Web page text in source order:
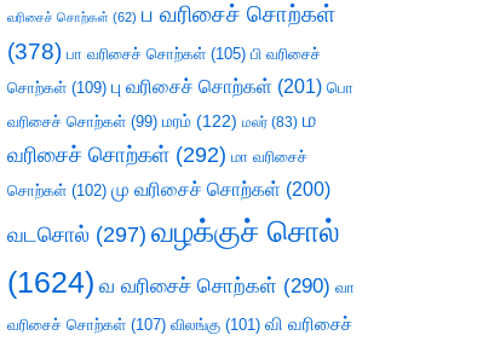
வரிசைச் சொற்கள் (62) ப வரிசைச் சொற்கள்
(378) பா வரிசைச் சொற்கள் (105) பி வரிசைச்
சொற்கள் (109) பு வரிசைச் சொற்கள் (201) பொ
வரிசைச் சொற்கள் (99) மரம் (122) மலர் (83) ம
வரிசைச் சொற்கள் (292) மா வரிசைச்
சொற்கள் (102) மு வரிசைச் சொற்கள் (200)
வடசொல் (297) வழக்குச் சொல்
(1624) வ வரிசைச் சொற்கள் (290) வா
வரிசைச் சொற்கள் (107) விலங்கு (101) வி வரிசைச்